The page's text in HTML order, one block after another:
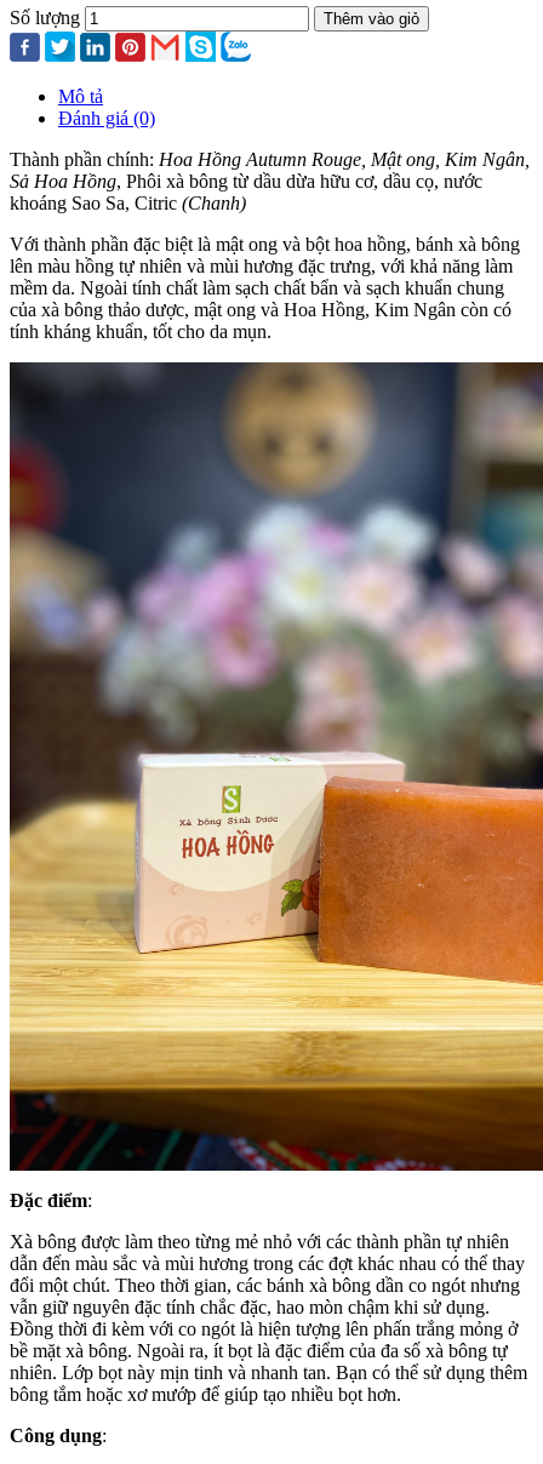
Số lượng Thêm vào giỏ
Mô tả
Đánh giá (0)
Thành phần chính: Hoa Hồng Autumn Rouge, Mật ong, Kim Ngân,
Sả Hoa Hồng, Phôi xà bông từ dầu dừa hữu cơ, dầu cọ, nước
khoáng Sao Sa, Citric (Chanh)
Với thành phần đặc biệt là mật ong và bột hoa hồng, bánh xà bông
lên màu hồng tự nhiên và mùi hương đặc trưng, với khả năng làm
mềm da. Ngoài tính chất làm sạch chất bẩn và sạch khuẩn chung
của xà bông thảo dược, mật ong và Hoa Hồng, Kim Ngân còn có
tính kháng khuẩn, tốt cho da mụn.
Đặc điểm:
Xà bông được làm theo từng mẻ nhỏ với các thành phần tự nhiên
dẫn đến màu sắc và mùi hương trong các đợt khác nhau có thể thay
đổi một chút. Theo thời gian, các bánh xà bông dần co ngót nhưng
vẫn giữ nguyên đặc tính chắc đặc, hao mòn chậm khi sử dụng.
Đồng thời đi kèm với co ngót là hiện tượng lên phấn trắng mỏng ở
bề mặt xà bông. Ngoài ra, ít bọt là đặc điểm của đa số xà bông tự
nhiên. Lớp bọt này mịn tinh và nhanh tan. Bạn có thể sử dụng thêm
bông tắm hoặc xơ mướp để giúp tạo nhiều bọt hơn.
Công dụng: